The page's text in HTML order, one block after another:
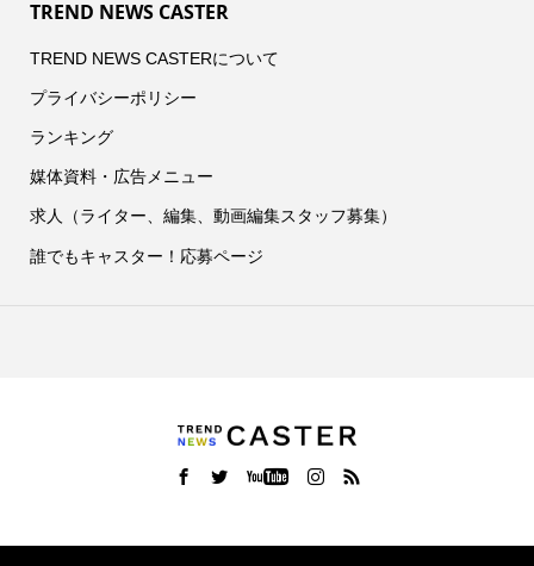
TREND NEWS CASTER
TREND NEWS CASTERについて
プライバシーポリシー
ランキング
媒体資料・広告メニュー
求人（ライター、編集、動画編集スタッフ募集）
誰でもキャスター！応募ページ